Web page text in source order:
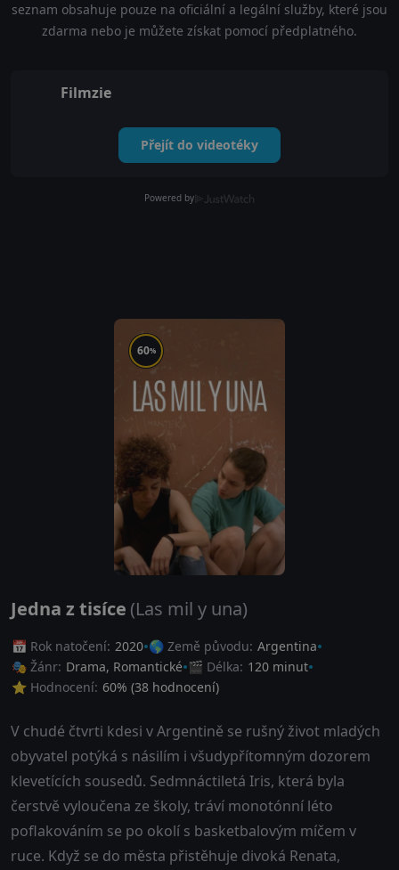
seznam obsahuje pouze na oficiální a legální služby, které jsou
zdarma nebo je můžete získat pomocí předplatného.
Filmzie
Přejít do videotéky
Powered by
60%
Jedna z tisíce (Las mil y una)
📅 Rok natočení: 2020 🌎 Země původu: Argentina
🎭 Žánr: Drama, Romantické 🎬 Délka: 120 minut
⭐ Hodnocení: 60% (38 hodnocení)
V chudé čtvrti kdesi v Argentině se rušný život mladých
obyvatel potýká s násilím i všudypřítomným dozorem
klevetících sousedů. Sedmnáctiletá Iris, která byla
čerstvě vyloučena ze školy, tráví monotónní léto
poflakováním se po okolí s basketbalovým míčem v
ruce. Když se do města přistěhuje divoká Renata,